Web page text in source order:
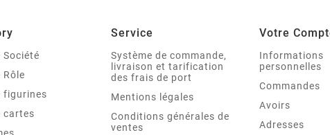
Société
Rôle
figurines
cartes
Service
Système de commande,
livraison et tarification
des frais de port
Mentions légales
Conditions générales de
ventes
Votre
Informations
personnelles
Commandes
Avoirs
Adresses